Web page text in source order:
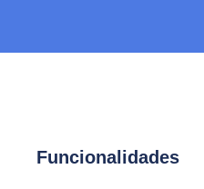
Funcionalidades